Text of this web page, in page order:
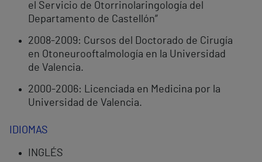
el Servicio de Otorrinolaringología del
Departamento de Castellón”
2008-2009: Cursos del Doctorado de Cirugía
en Otoneurooftalmología en la Universidad
de Valencia.
2000-2006: Licenciada en Medicina por la
Universidad de Valencia.
IDIOMAS
INGLÉS